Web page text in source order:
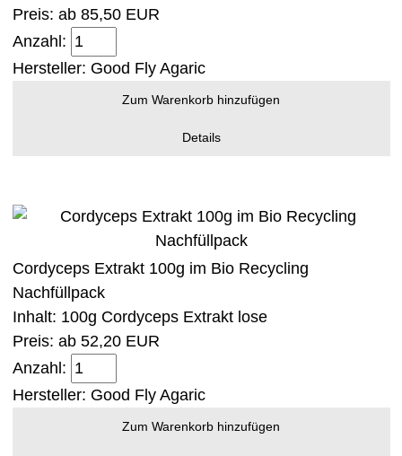
Preis: ab 85,50 EUR
Anzahl:
Hersteller: Good Fly Agaric
Zum Warenkorb hinzufügen
Details
Cordyceps Extrakt 100g im Bio Recycling
Nachfüllpack
Inhalt: 100g Cordyceps Extrakt lose
Preis: ab 52,20 EUR
Anzahl:
Hersteller: Good Fly Agaric
Zum Warenkorb hinzufügen